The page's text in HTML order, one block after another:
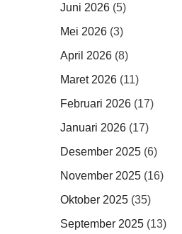
Juni 2026 (5)
Mei 2026 (3)
April 2026 (8)
Maret 2026 (11)
Februari 2026 (17)
Januari 2026 (17)
Desember 2025 (6)
November 2025 (16)
Oktober 2025 (35)
September 2025 (13)